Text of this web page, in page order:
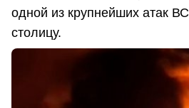
одной из крупнейших атак
столицу.